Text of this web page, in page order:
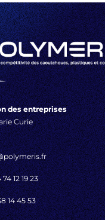
des entreprises
Curie
12 19 23
14 45 53